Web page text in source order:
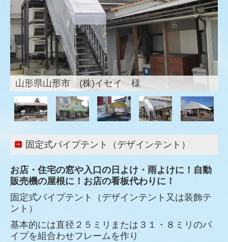
ワンタッチテント
シートカーテン
オーニング
雪囲いテント
のれん式間仕切シート
固定式パイプテント
暗幕・緞帳
紅白幕
その他の商品
山形県 寒河江市 ホンダカーズ 様
固定式パイプテント（デザインテント）
お店・住宅の窓や入口の日よけ・雨よけに！自動
販売機の屋根に！お店の看板代わりに！
固定式パイプテント（デザインテント又は装飾テ
ント）
基本的には直径２５ミリまたは３１・８ミリのパ
イプを組合わせフレームを作り